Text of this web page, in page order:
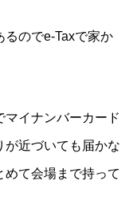
るのでe-Taxで家か
マイナンバーカード
が近づいても届かな
めて会場まで持って